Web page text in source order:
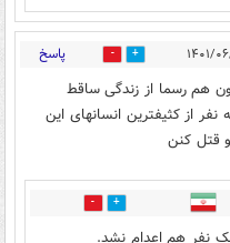
28 پاسخ
هم رسما از زندگی ساقط
از کثیفترین انسانهای این
و قتل کنن
6
یک نفر هم اعدام نشد.